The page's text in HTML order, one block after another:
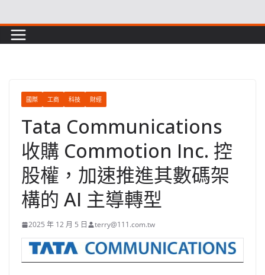
to
content
國際 工商 科技 財經
Tata Communications
收購 Commotion Inc. 控
股權，加速推進其數碼架
構的 AI 主導轉型
2025 年 12 月 5 日 terry@111.com.tw